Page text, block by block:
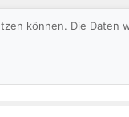
können. Die Daten